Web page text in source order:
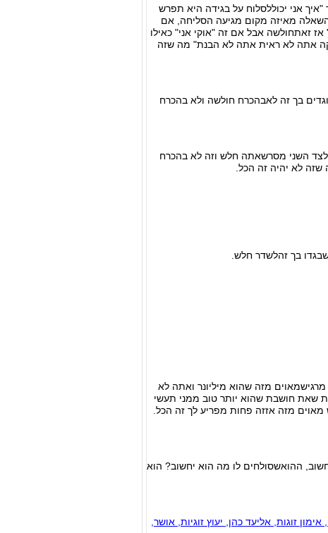
אני יכוללסלוח על בגידה היא תפרש
השאלה מאיזה מקום מגיעה הסליחה, אם
זאתחולשה אבל אם זה "אוקי אני" כאילו
אתה לא ראית אתה לא הבנת" מה שזה
בך זה לאבהכרח חולשה ולא בהכרח
השני מסרשאתה חלש וזה לא בהכרח
לא יהיה זה הכל.
בך זהלשדר חלש.
מזה שהוא מיליונר ואתה לא
שאת חושבת שהוא יותר טוב ממני תעשי
מזה אזזה פחות מפריע לך זה הכל.
ההואשסולחים לו מה הוא יחשוב? הוא
זוגות, אליעד כהן, יעוץ זוגיות, אושר,